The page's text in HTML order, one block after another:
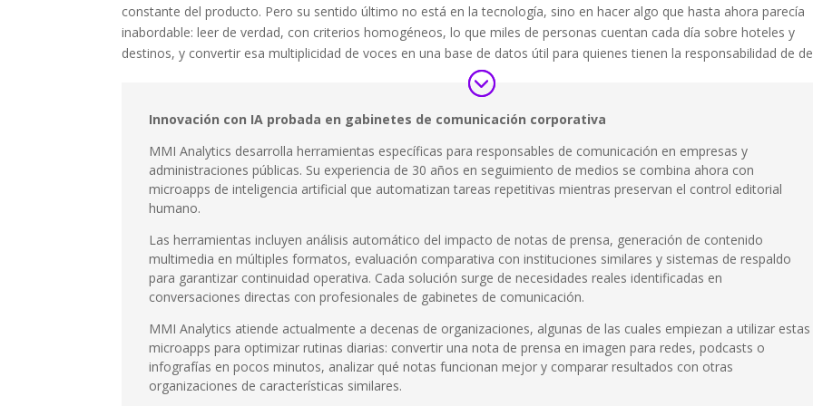
constante del producto. Pero su sentido último no está en la tecnología, sino en hacer algo que hasta ahora parecía
inabordable: leer de verdad, con criterios homogéneos, lo que miles de personas cuentan cada día sobre hoteles y
destinos, y convertir esa multiplicidad de voces en una base de datos útil para quienes tienen la responsabilidad de
Innovación con IA probada en gabinetes de comunicación corporativa
MMI Analytics desarrolla herramientas específicas para responsables de comunicación en empresas y
administraciones públicas. Su experiencia de 30 años en seguimiento de medios se combina ahora con
microapps de inteligencia artificial que automatizan tareas repetitivas mientras preservan el control editorial
humano.
Las herramientas incluyen análisis automático del impacto de notas de prensa, generación de contenido
multimedia en múltiples formatos, evaluación comparativa con instituciones similares y sistemas de respaldo
para garantizar continuidad operativa. Cada solución surge de necesidades reales identificadas en
conversaciones directas con profesionales de gabinetes de comunicación.
MMI Analytics atiende actualmente a decenas de organizaciones, algunas de las cuales empiezan a utilizar estas
microapps para optimizar rutinas diarias: convertir una nota de prensa en imagen para redes, podcasts o
infografías en pocos minutos, analizar qué notas funcionan mejor y comparar resultados con otras
organizaciones de características similares.